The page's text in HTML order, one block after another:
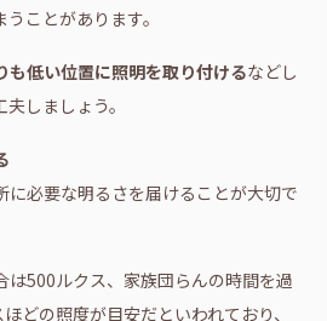
ことがあります。
も低い位置に照明を取り付けるなどし
しましょう。
に必要な明るさを届けることが大切で
は500ルクス、家族団らんの時間を過
どの照度が目安だといわれており、